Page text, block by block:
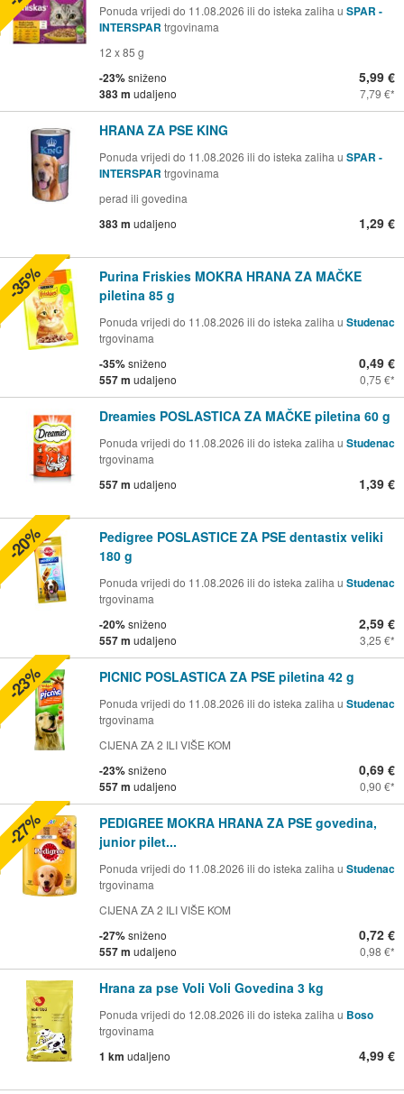
Ponuda vrijedi do 11.08.2026 ili do isteka zaliha u SPAR -
INTERSPAR trgovinama
12 x 85 g
-23%sniženo
383 m udaljeno
5,99 €
7,79 €
HRANA ZA PSE KING
Ponuda vrijedi do 11.08.2026 ili do isteka zaliha u SPAR -
INTERSPAR trgovinama
perad ili govedina
383 m udaljeno 1,29 €
Purina Friskies MOKRA HRANA ZA MAČKE
piletina 85 g
Ponuda vrijedi do 11.08.2026 ili do isteka zaliha u Studenac
trgovinama
-35%sniženo
557 m udaljeno
0,49 €
0,75 €
-35%
Dreamies POSLASTICA ZA MAČKE piletina 60 g
Ponuda vrijedi do 11.08.2026 ili do isteka zaliha u Studenac
trgovinama
557 m udaljeno 1,39 €
Pedigree POSLASTICE ZA PSE dentastix veliki
180 g
Ponuda vrijedi do 11.08.2026 ili do isteka zaliha u Studenac
trgovinama
-20%sniženo
557 m udaljeno
2,59 €
3,25 €
-20%
PICNIC POSLASTICA ZA PSE piletina 42 g
Ponuda vrijedi do 11.08.2026 ili do isteka zaliha u Studenac
trgovinama
CIJENA ZA 2 ILI VIŠE KOM
-23%sniženo
557 m udaljeno
0,69 €
0,90 €
-23%
PEDIGREE MOKRA HRANA ZA PSE govedina,
junior pilet...
Ponuda vrijedi do 11.08.2026 ili do isteka zaliha u Studenac
trgovinama
CIJENA ZA 2 ILI VIŠE KOM
-27%sniženo
557 m udaljeno
0,72 €
0,98 €
-27%
Hrana za pse Voli Voli Govedina 3 kg
Ponuda vrijedi do 12.08.2026 ili do isteka zaliha u Boso
trgovinama
1 km udaljeno 4,99 €